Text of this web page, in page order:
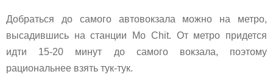
Добраться до самого автовокзала можно на метро,
высадившись на станции Mo Chit. От метро придется
идти 15-20 минут до самого вокзала, поэтому
рациональнее взять тук-тук.